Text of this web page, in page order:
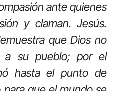
ante quienes
y claman. Jesús.
que Dios no
a su pueblo; por el
hasta el punto de